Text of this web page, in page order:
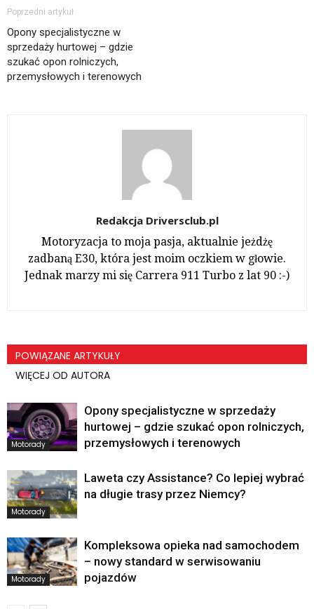
Poprzedni artykuł
Opony specjalistyczne w
sprzedaży hurtowej – gdzie
szukać opon rolniczych,
przemysłowych i terenowych
Redakcja Driversclub.pl
Motoryzacja to moja pasja, aktualnie jeżdżę
zadbaną E30, która jest moim oczkiem w głowie.
Jednak marzy mi się Carrera 911 Turbo z lat 90 :-)
POWIĄZANE ARTYKUŁY
WIĘCEJ OD AUTORA
Motorady
Opony specjalistyczne w sprzedaży
hurtowej – gdzie szukać opon rolniczych,
przemysłowych i terenowych
Motorady
Laweta czy Assistance? Co lepiej wybrać
na długie trasy przez Niemcy?
Motorady
Kompleksowa opieka nad samochodem
– nowy standard w serwisowaniu
pojazdów